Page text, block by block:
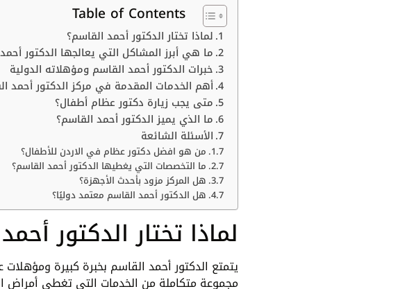
Table of Contents
لماذا تختار الدكتور أحمد القاسم؟
ما هي أبرز المشاكل التي يعالجها الدكتور
خبرات الدكتور أحمد القاسم ومؤهلاته الدولية
أهم الخدمات المقدمة في مركز الدكتور أحمد
متى يجب زيارة دكتور عظام أطفال؟
ما الذي يميز الدكتور أحمد القاسم؟
الأسئلة الشائعة
من هو افضل دكتور عظام في الاردن للأطفال؟
ما التخصصات التي يغطيها الدكتور أحمد القاسم؟
هل المركز مزود بأحدث الأجهزة؟
هل الدكتور أحمد القاسم معتمد دوليًا؟
لماذا تختار الدكتور
يتمتع الدكتور أحمد القاسم بخبرة كبيرة
مجموعة متكاملة من الخدمات التي تغطي أمراض